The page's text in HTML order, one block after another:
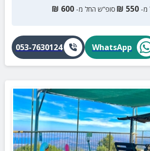
מ- 550
₪ סופ”ש החל מ- 600
₪
WhatsApp
053-7630124